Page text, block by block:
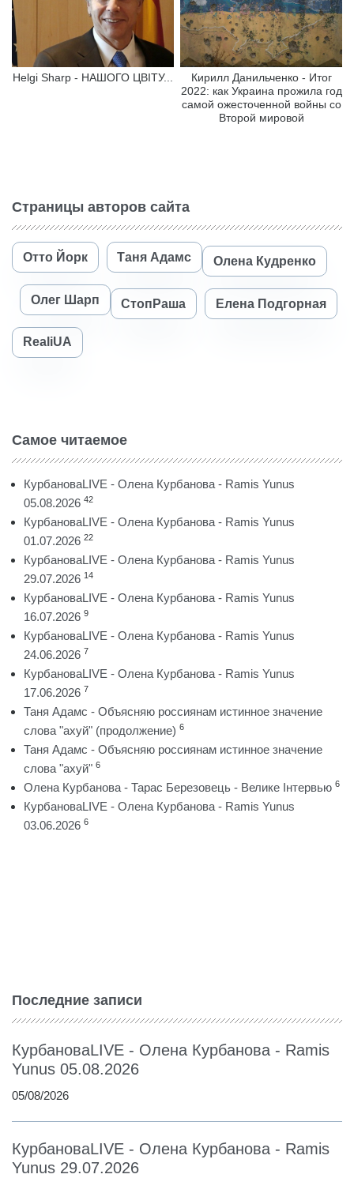
Helgi Sharp - НАШОГО ЦВІТУ...
Кирилл Данильченко - Итог
2022: как Украина прожила год
самой ожесточенной войны со
Второй мировой
Страницы авторов сайта
Отто Йорк Таня Адамс Олена Кудренко
Олег Шарп СтопРаша Елена Подгорная
RealiUA
Самое читаемое
КурбановаLIVE - Олена Курбанова - Ramis Yunus
05.08.2026 42
КурбановаLIVE - Олена Курбанова - Ramis Yunus
01.07.2026 22
КурбановаLIVE - Олена Курбанова - Ramis Yunus
29.07.2026 14
КурбановаLIVE - Олена Курбанова - Ramis Yunus
16.07.2026 9
КурбановаLIVE - Олена Курбанова - Ramis Yunus
24.06.2026 7
КурбановаLIVE - Олена Курбанова - Ramis Yunus
17.06.2026 7
Таня Адамс - Объясняю россиянам истинное значение
слова "ахуй" (продолжение) 6
Таня Адамс - Объясняю россиянам истинное значение
слова "ахуй" 6
Олена Курбанова - Тарас Березовець - Велике Інтервью 6
КурбановаLIVE - Олена Курбанова - Ramis Yunus
03.06.2026 6
Последние записи
КурбановаLIVE - Олена Курбанова - Ramis
Yunus 05.08.2026
05/08/2026
КурбановаLIVE - Олена Курбанова - Ramis
Yunus 29.07.2026